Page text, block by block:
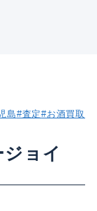
島#査定#お酒買取
ョイ